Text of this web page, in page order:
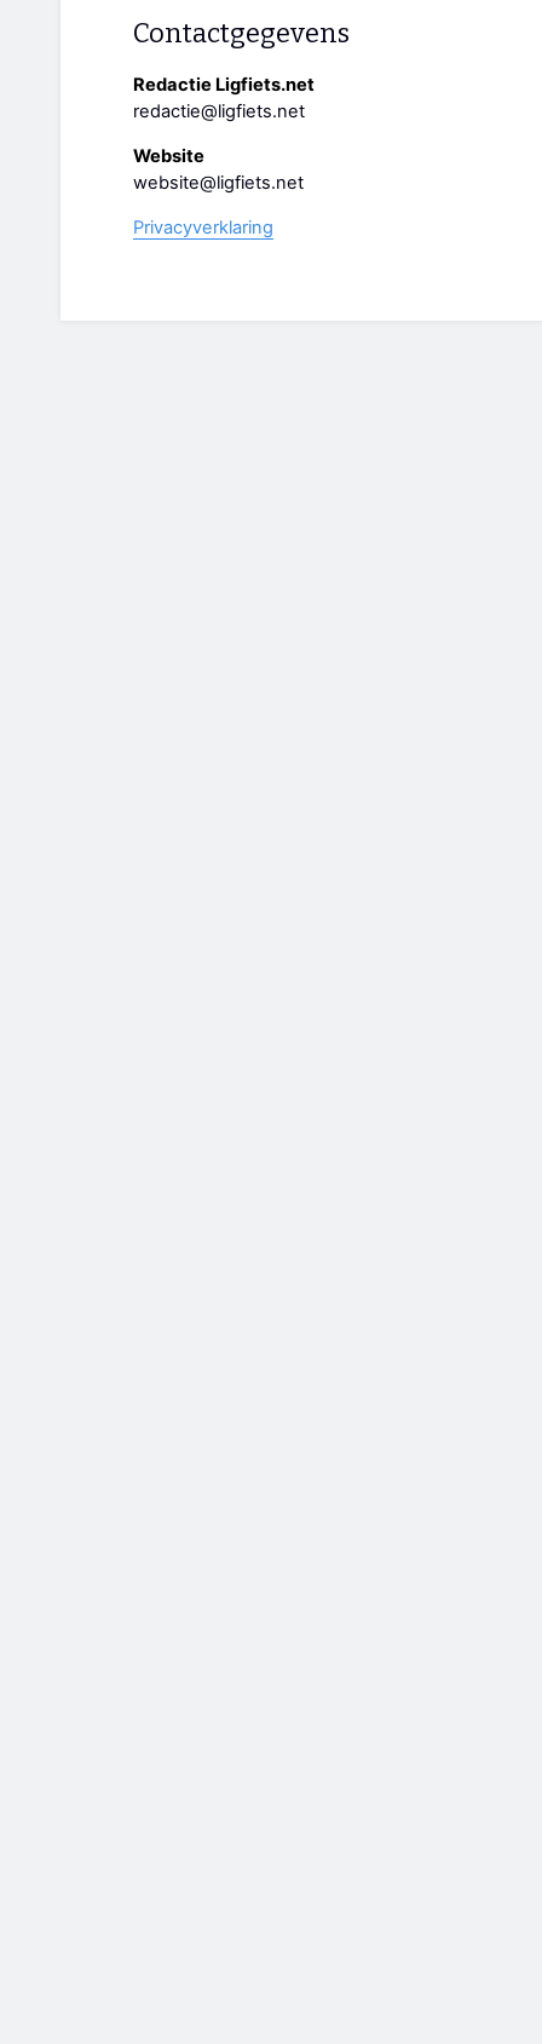
Contactgegevens
Redactie Ligfiets.net
redactie@ligfiets.net
Website
website@ligfiets.net
Privacyverklaring